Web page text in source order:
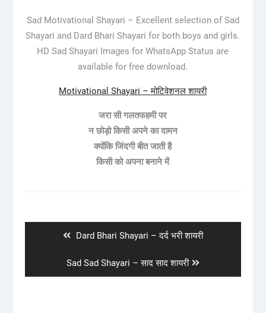
Sad Motivational Shayari – Excellent selection of Sad
Shayari and Dard Bhari Shayari for both boys and girls.
HD Sad Shayari Images for WhatsApp Status are
available for free download.
Motivational Shayari – मोटिवेशनल शायरी
जरा सी गलतफहमी पर
न छोड़ो किसी अपने का दामन
क्योंकि जिंदगी बीत जाती है
किसी को अपना बनाने में
Previous
Dard Bhari Shayari – दर्द भरी शायरी
Next
post:
Sad Sad Shayari – साद साद शायरी